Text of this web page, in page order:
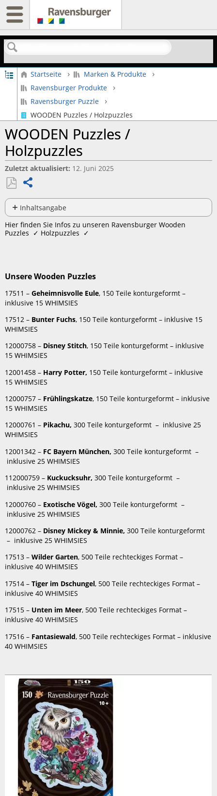
Suchen
Globale Hierarchie auf- und zuklappen
Startseite
Marken & Produkte
Ravensburger Produkte
Ravensburger Puzzle
WOODEN Puzzles / Holzpuzzles
WOODEN Puzzles /
Holzpuzzles
Zuletzt aktualisiert 12. Juni 2025
Als
PDF
speichern
Inhaltsangabe
Unsere
der
Puzzles
Die
Kleben
und
Aufhängen
der
Woodenpuzzles
Hier finden Sie Infos zu unseren Ravensburger Wooden
Puzzles ✓ Holzpuzzles ✓
Unsere Wooden Puzzles
17511 –Geheimnisvolle Eule, 150 Teile konturgeformt –
inklusive 15 WHIMSIES
17512 – Bunter Fuchs, 150 Teile konturgeformt – inklusive 15
WHIMSIES
12000758 – Disney Stitch, 150 Teile konturgeformt – inklusive
15 WHIMSIES
12001458 – Harry Potter, 150 Teile konturgeformt – inklusive
15 WHIMSIES
12000757 – Frühlingskatze, 150 Teile konturgeformt – inklusive
15 WHIMSIES
12000761 – Pikachu,300 Teile konturgeformt – inklusive 25
WHIMSIES
12001342 – FC Bayern München,300 Teile konturgeformt –
inklusive 25 WHIMSIES
112000759 – Kuckucksuhr,300 Teile konturgeformt –
inklusive 25 WHIMSIES
12000760 – Exotische Vögel,300 Teile konturgeformt –
inklusive 25 WHIMSIES
12000762 – Disney Mickey & Minnie, 300 Teile konturgeformt
– inklusive 25 WHIMSIES
17513 –Wilder Garten, 500 Teile rechteckiges Format –
inklusive 40 WHIMSIES
17514 –Tiger im Dschungel, 500 Teile rechteckiges Format –
inklusive 40 WHIMSIES
17515 – Unten im Meer, 500 Teile rechteckiges Format –
inklusive 40 WHIMSIES
17516 – Fantasiewald, 500 Teile rechteckiges Format – inklusive
40 WHIMSIES